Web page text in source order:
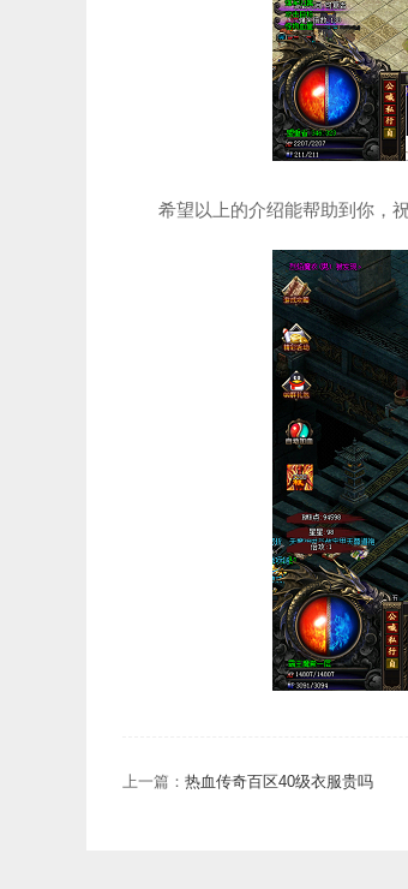
希望以上的介绍能帮助到你，
上一篇： 热血传奇百区40级衣服贵吗